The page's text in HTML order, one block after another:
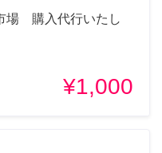
購入代行いたし
¥1,000